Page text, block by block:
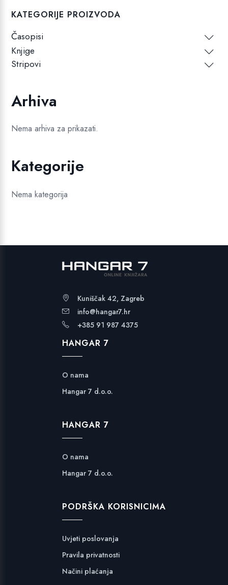
KATEGORIJE PROIZVODA
Časopisi
Knjige
Stripovi
Arhiva
Nema arhiva za prikazati.
Kategorije
Nema kategorija
Kuniščak 42, Zagreb
info@hangar7.hr
+385 91 987 4375
HANGAR 7
O nama
Hangar 7 d.o.o.
HANGAR 7
O nama
Hangar 7 d.o.o.
PODRŠKA KORISNICIMA
Uvjeti poslovanja
Pravila privatnosti
Načini plaćanja